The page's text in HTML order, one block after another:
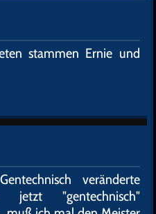
abgebrochen, um ein
Barriere (Zu